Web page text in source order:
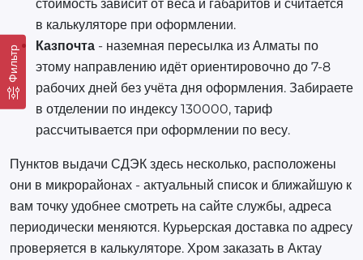
Фильтр
стоимость зависит от веса и габаритов и считается
в калькуляторе при оформлении.
Казпочта- наземная пересылка из Алматы по
этому направлению идёт ориентировочно до 7-8
рабочих дней без учёта дня оформления. Забираете
в отделении по индексу 130000, тариф
рассчитывается при оформлении по весу.
Пунктов выдачи СДЭК здесь несколько, расположены
они в микрорайонах - актуальный список и ближайшую к
вам точку удобнее смотреть на сайте службы, адреса
периодически меняются. Курьерская доставка по адресу
проверяется в калькуляторе. Хром заказать в Актау